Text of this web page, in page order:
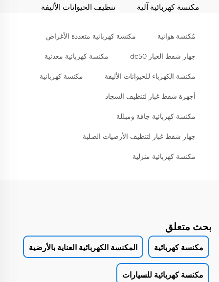
مكنسة كهربائية آلية
تنظيف الحيوانات الأليفة
مُكنسة هوائية مكنسة كهربائية متعددة الأغراض
جهاز شفط الغبار dc50 مكنسة كهربائية معدنية
مكنسة الكهرباء للحيوانات الأليفة مكنسة كهربائية
أجهزة شفط غبار لتنظيف السجاد
مكنسة كهربائية جافة ومبللة
جهاز شفط غبار لتنظيف الأرضيات الصلبة
مكنسة كهربائية منزلية
بحث متعلق
مكنسة كهربائية المكنسة الكهربائية العناية بالأرضية
مكنسة كهربائية للسيارات